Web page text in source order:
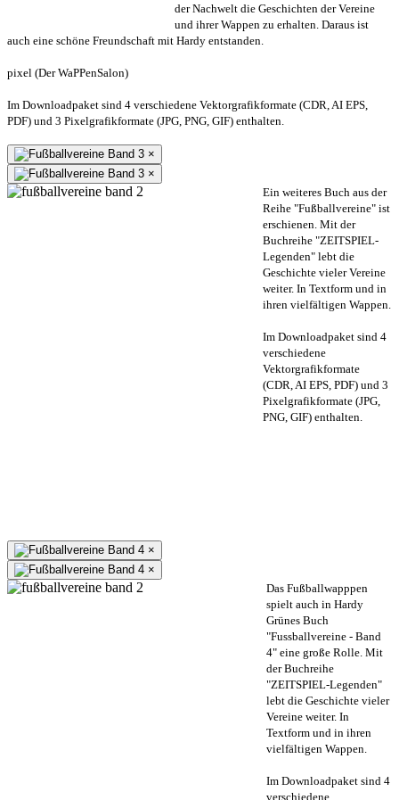
der Nachwelt die Geschichten der Vereine
und ihrer Wappen zu erhalten. Daraus ist
auch eine schöne Freundschaft mit Hardy entstanden.
pixel (Der WaPPenSalon)
Im Downloadpaket sind 4 verschiedene Vektorgrafikformate (CDR, AI EPS,
PDF) und 3 Pixelgrafikformate (JPG, PNG, GIF) enthalten.
×
×
Ein weiteres Buch aus der
Reihe "Fußballvereine" ist
erschienen. Mit der
Buchreihe "ZEITSPIEL-
Legenden" lebt die
Geschichte vieler Vereine
weiter. In Textform und in
ihren vielfältigen Wappen.
Im Downloadpaket sind 4
verschiedene
Vektorgrafikformate
(CDR, AI EPS, PDF) und 3
Pixelgrafikformate (JPG,
PNG, GIF) enthalten.
×
×
Das Fußballwapppen
spielt auch in Hardy
Grünes Buch
"Fussballvereine - Band
4" eine große Rolle. Mit
der Buchreihe
"ZEITSPIEL-Legenden"
lebt die Geschichte vieler
Vereine weiter. In
Textform und in ihren
vielfältigen Wappen.
Im Downloadpaket sind 4
verschiedene